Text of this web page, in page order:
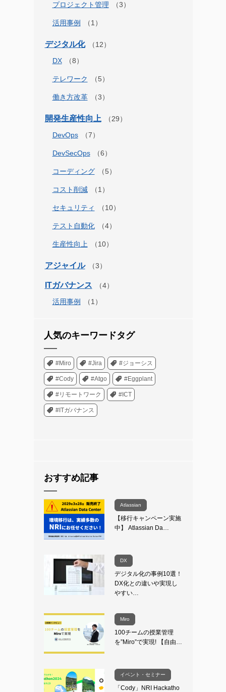
プロジェクト管理
活用事例
デジタル化
DX
テレワーク
働き方改革
開発生産性向上
DevOps
DevSecOps
コーディング
コスト削減
セキュリティ
テスト自動化
生産性向上
アジャイル
ITガバナンス
活用事例
人気のキーワードタグ
#Miro #Jira #ジョーシス
#Cody #Atgo #Eggplant
#リモートワーク #ICT
#ITガバナンス
おすすめ記事
Atlassian
【移行キャンペーン実施
中】 Atlassian Da…
DX
デジタル化の事例10選！
DX化との違いや実現し
やすい…
Miro
100チームの授業管理
を”Miro”で実現! 【自由…
イベント・セミナー
「Cody」NRI Hackatho